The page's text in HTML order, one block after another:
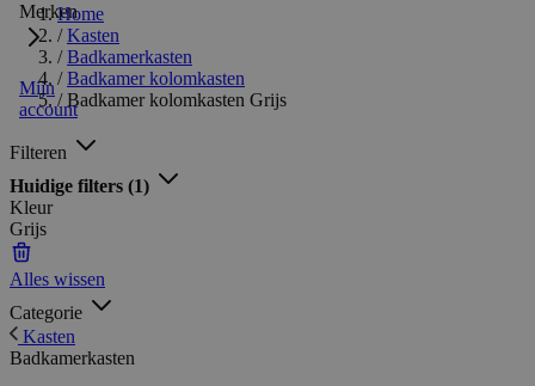
Merken
Mijn
account
Home
/ Kasten
/ Badkamerkasten
/ Badkamer kolomkasten
/ Badkamer kolomkasten Grijs
Filteren
Huidige filters (1)
Kleur
Grijs
Alles wissen
Categorie
Kasten
Badkamerkasten